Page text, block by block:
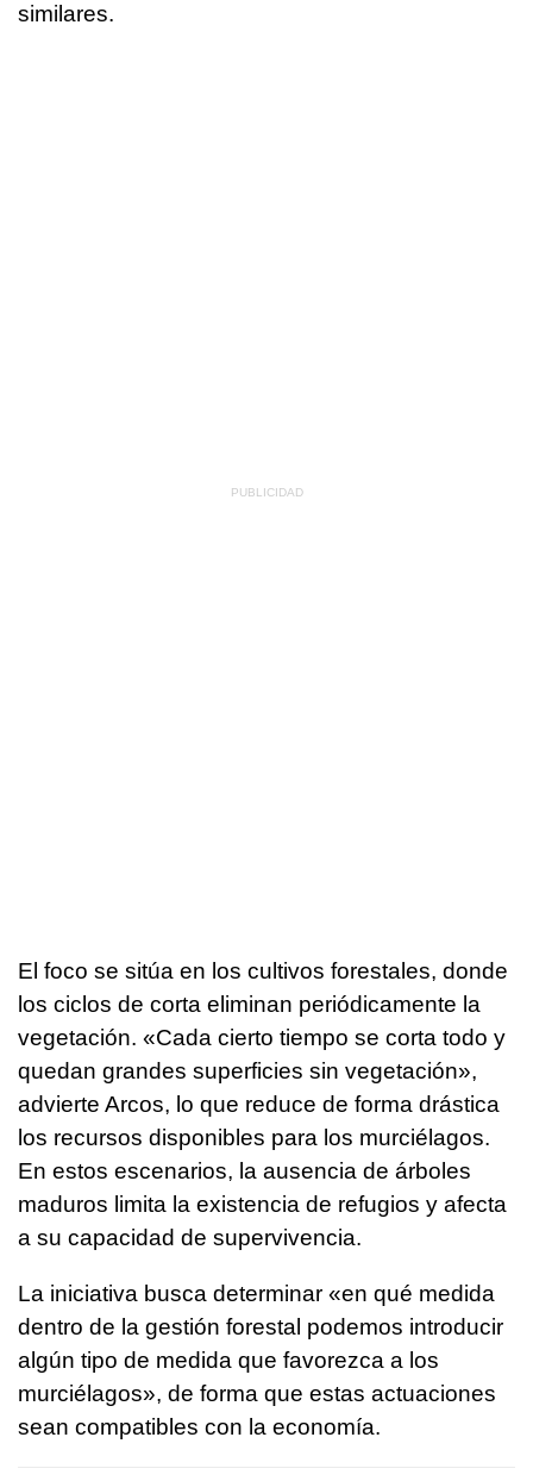
similares.
El foco se sitúa en los cultivos forestales, donde
los ciclos de corta eliminan periódicamente la
vegetación. «Cada cierto tiempo se corta todo y
quedan grandes superficies sin vegetación»,
advierte Arcos, lo que reduce de forma drástica
los recursos disponibles para los murciélagos.
En estos escenarios, la ausencia de árboles
maduros limita la existencia de refugios y afecta
a su capacidad de supervivencia.
La iniciativa busca determinar «en qué medida
dentro de la gestión forestal podemos introducir
algún tipo de medida que favorezca a los
murciélagos», de forma que estas actuaciones
sean compatibles con la economía.